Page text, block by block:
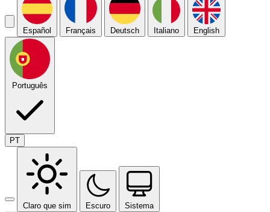
Español Français Deutsch Italiano English
Português
PT
Claro que sim Escuro Sistema